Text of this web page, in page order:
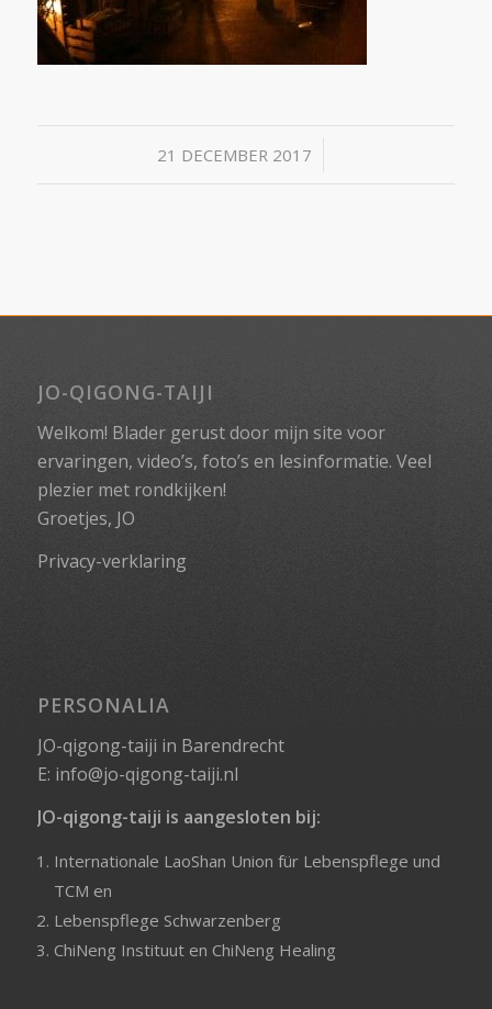
21 DECEMBER 2017
/
JO-QIGONG-TAIJI
Welkom! Blader gerust door mijn site voor
ervaringen, video’s, foto’s en lesinformatie. Veel
plezier met rondkijken!
Groetjes, JO
Privacy-verklaring
PERSONALIA
JO-qigong-taiji in Barendrecht
E: info@jo-qigong-taiji.nl
JO-qigong-taiji is aangesloten bij:
Internationale LaoShan Union für Lebenspflege und
TCM en
Lebenspflege Schwarzenberg
ChiNeng Instituuten ChiNeng Healing